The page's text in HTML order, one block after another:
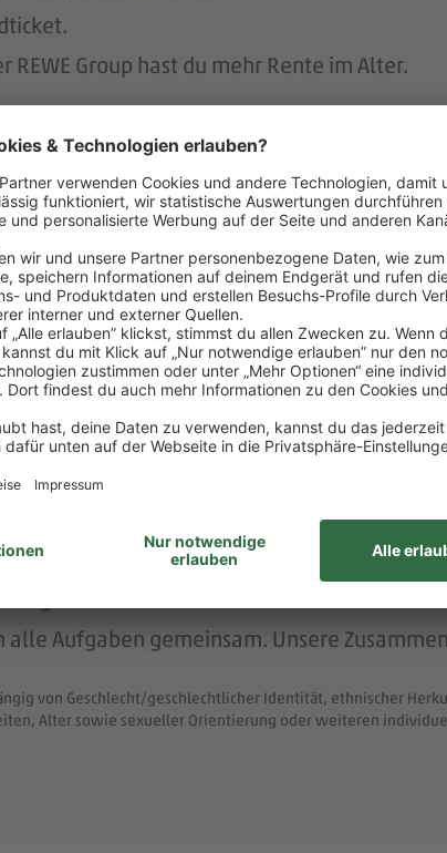
Group hast du mehr Rente im Alter.
wir.
2 Wochen im Voraus.
dass du dir nach 3 Jahren bei PENNY eine
dich durch die Vermittlung von
größten Arbeitgeber Deutschlands.
das LGBTIQ-Netzwerk „DITO – different
rund um Karriere und persönliche
Aufgaben gemeinsam. Unsere
von Geschlecht/geschlechtlicher Identität, ethnischer
Alter sowie sexueller Orientierung oder weiteren